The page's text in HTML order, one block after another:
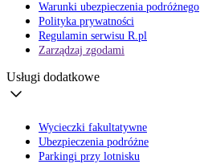
Warunki ubezpieczenia podróżnego
Polityka prywatności
Regulamin serwisu R.pl
Zarządzaj zgodami
Usługi dodatkowe
Wycieczki fakultatywne
Ubezpieczenia podróżne
Parkingi przy lotnisku